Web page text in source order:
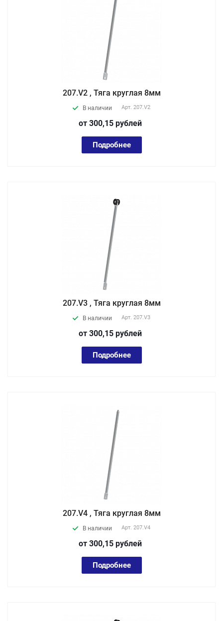
207.V2 , Тяга круглая 8мм
В наличии Арт. 207.V2
от 300,15 рублей
Подробнее
207.V3 , Тяга круглая 8мм
В наличии Арт. 207.V3
от 300,15 рублей
Подробнее
207.V4 , Тяга круглая 8мм
В наличии Арт. 207.V4
от 300,15 рублей
Подробнее